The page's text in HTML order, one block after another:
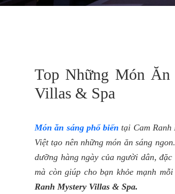
Top Những Món Ăn
Villas & Spa
Món ăn sáng phổ biến tại Cam
Việt tạo nên những món ăn sáng
dưỡng hàng ngày của người dân,
mà còn giúp cho bạn khỏe mạnh
Ranh Mystery Villas & Spa.